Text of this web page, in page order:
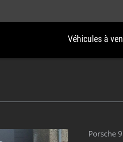
Véhicules à
Porsche